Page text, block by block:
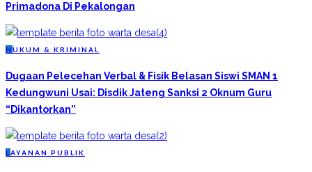
Primadona Di Pekalongan
H UKUM & KRIMINAL
Dugaan Pelecehan Verbal & Fisik Belasan Siswi SMAN 1
Kedungwuni Usai: Disdik Jateng Sanksi 2 Oknum Guru
“Dikantorkan”
L AYANAN PUBLIK